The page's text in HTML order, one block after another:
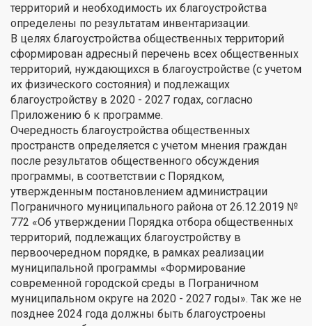
территорий и необходимость их благоустройства
определены по результатам инвентаризации.
В целях благоустройства общественных территорий
сформирован адресный перечень всех общественных
территорий, нуждающихся в благоустройстве (с учетом
их физического состояния) и подлежащих
благоустройству в 2020 - 2027 годах, согласно
Приложению 6 к программе.
Очередность благоустройства общественных
пространств определяется с учетом мнения граждан
после результатов общественного обсуждения
программы, в соответствии с Порядком,
утвержденным постановлением администрации
Пограничного муниципального района от 26.12.2019 №
772 «Об утверждении Порядка отбора общественных
территорий, подлежащих благоустройству в
первоочередном порядке, в рамках реализации
муниципальной программы «Формирование
современной городской среды в Пограничном
муниципальном округе на 2020 - 2027 годы». Так же не
позднее 2024 года должны быть благоустроены